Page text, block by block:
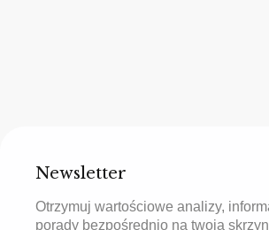
Newsletter
Otrzymuj wartościowe analizy,
porady bezpośrednio na twoją